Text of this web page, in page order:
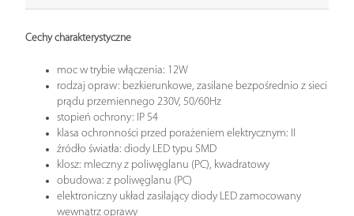
Cechy charakterystyczne
moc w trybie włączenia: 12W
rodzaj opraw: bezkierunkowe, zasilane bezpośrednio z sieci
prądu przemiennego 230V, 50/60Hz
stopień ochrony: IP 54
klasa ochronności przed porażeniem elektrycznym: II
źródło światła: diody LED typu SMD
klosz: mleczny z poliwęglanu (PC), kwadratowy
obudowa: z poliwęglanu (PC)
elektroniczny układ zasilający diody LED zamocowany
wewnątrz oprawy